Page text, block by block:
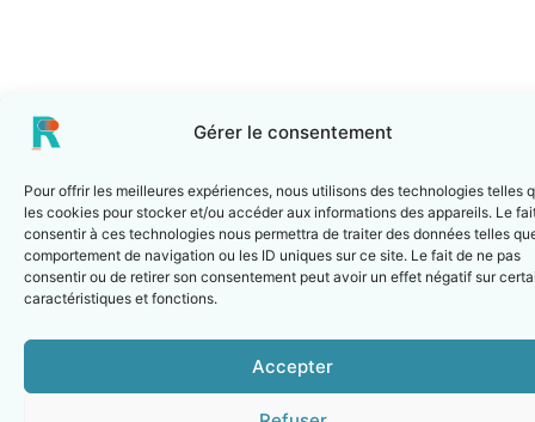
Gérer le consentement
Pour offrir les meilleures expériences, nous utilisons des technologies telles
les cookies pour stocker et/ou accéder aux informations des appareils. Le
consentir à ces technologies nous permettra de traiter des données telles
comportement de navigation ou les ID uniques sur ce site. Le fait de ne pas
consentir ou de retirer son consentement peut avoir un effet négatif sur
caractéristiques et fonctions.
Accepter